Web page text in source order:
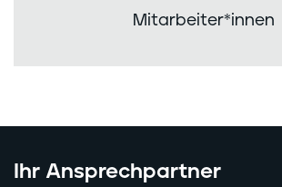
Mitarbeiter*innen
Ihr Ansprechpartner